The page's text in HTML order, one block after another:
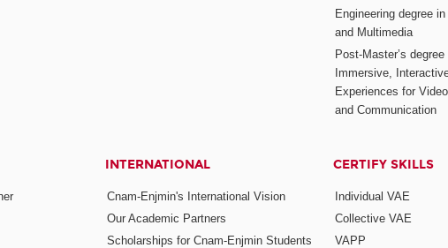
Engineering degree
and Multimedia
Post-Master’s
Immersive,
Experiences for
and Communication
INTERNATIONAL
Cnam-Enjmin's International Vision
Our Academic Partners
Scholarships for Cnam-Enjmin Students
CERTIFY SKILLS
Individual VAE
Collective VAE
VAPP